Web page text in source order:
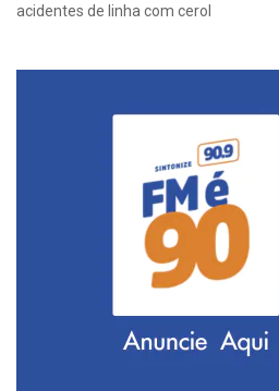
acidentes de linha com cerol